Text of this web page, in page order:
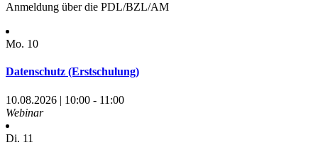
Anmeldung über die PDL/BZL/AM
Mo. 10
Datenschutz (Erstschulung)
10.08.2026 | 10:00 - 11:00
Webinar
Di. 11